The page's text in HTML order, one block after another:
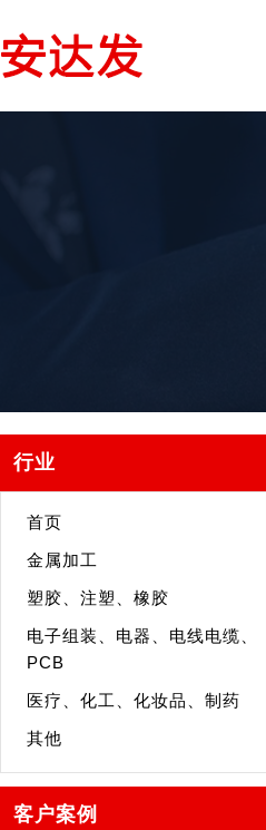
行业
首页
金属加工
塑胶、注塑、橡胶
电子组装、电器、电线电缆、
PCB
医疗、化工、化妆品、制药
其他
客户案例